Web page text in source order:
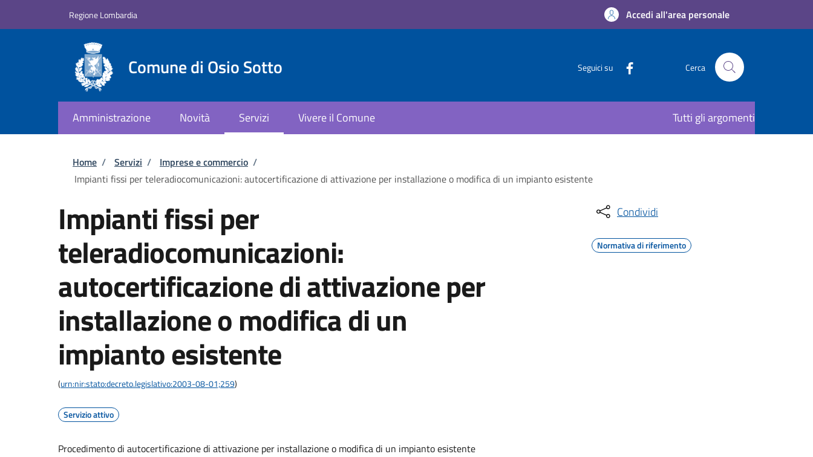
Regione Lombardia Accedi all'area personale
Comune di Osio Sotto Seguici su Cerca
Amministrazione Novità Servizi Vivere il Comune Tutti gli argomenti
Briciole di pane
Home / Servizi / Imprese e commercio /
Impianti fissi per teleradiocomunicazioni: autocertificazione di attivazione per installazione o modifica di un impianto esistente
Impianti fissi per
teleradiocomunicazioni:
autocertificazione di attivazione per
installazione o modifica di un
impianto esistente
(urn:nir:stato:decreto.legislativo:2003-08-01;259)
Servizio attivo
Procedimento di autocertificazione di attivazione per installazione o modifica di un impianto esistente
Condividi
Normativa di riferimento